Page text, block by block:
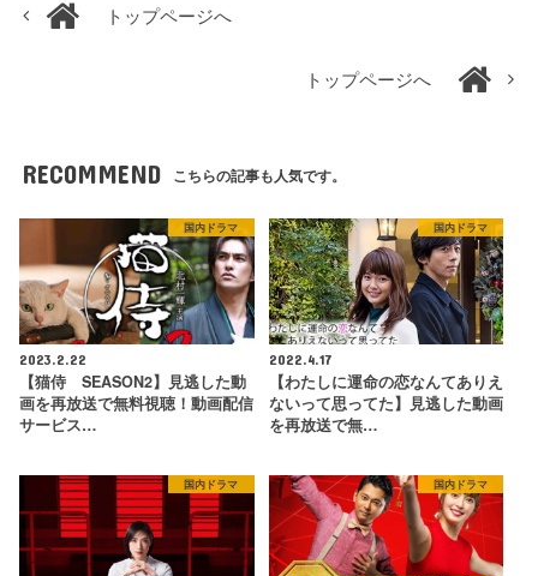
トップページへ
トップページへ
RECOMMEND こちらの記事も人気です。
国内ドラマ
2023.2.22
【猫侍 SEASON2】見逃した動
画を再放送で無料視聴！動画配信
サービス…
国内ドラマ
2022.4.17
【わたしに運命の恋なんてありえ
ないって思ってた】見逃した動画
を再放送で無…
国内ドラマ 国内ドラマ